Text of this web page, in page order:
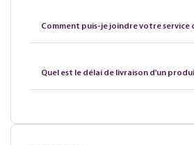
Comment puis-je joindre votre service
Quel est le délai de livraison d'un